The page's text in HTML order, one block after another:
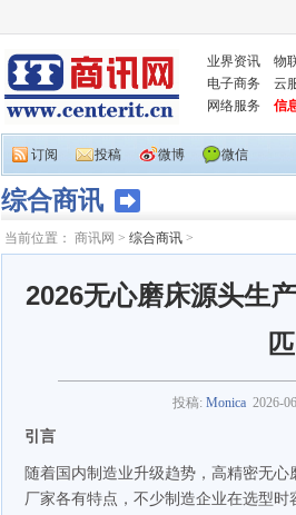
业界资讯 物
电子商务
云
网络服务
信
订阅 投稿 微博 微信
综合商讯
当前位置： 商讯网 > 综合商讯 >
2026无心磨床源头生
投稿: Monica 2026-
引言
随着国内制造业升级趋势，高精密无
厂家各有特点，不少制造企业在选型